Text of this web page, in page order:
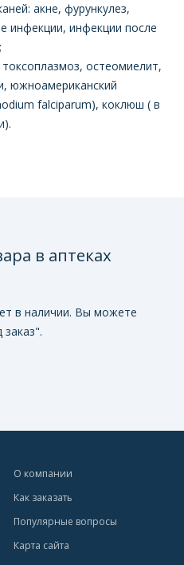
акне, фурункулез,
инфекции, инфекции после
остеомиелит,
южноамериканский
falciparum), коклюш ( в
в аптеках
в наличии. Вы можете
О компании
Как заказать
Популярные вопросы
Карта сайта